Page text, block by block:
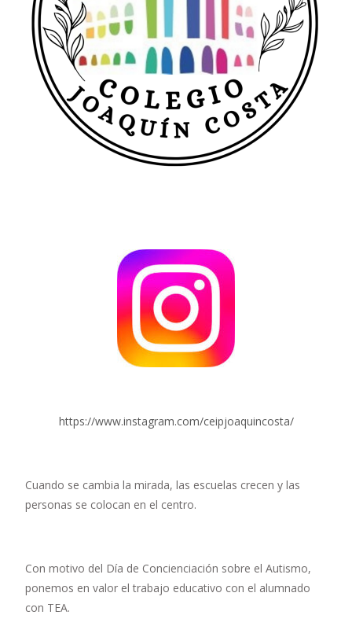
https://www.instagram.com/ceipjoaquincosta/
Cuando se cambia la mirada, las escuelas crecen y las
personas se colocan en el centro.
Con motivo del Día de Concienciación sobre el Autismo,
ponemos en valor el trabajo educativo con el alumnado
con TEA.